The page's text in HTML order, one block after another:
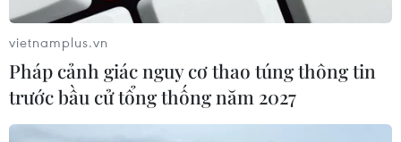
vietnamplus.vn
Pháp cảnh giác nguy cơ thao túng thông tin
trước bầu cử tổng thống năm 2027